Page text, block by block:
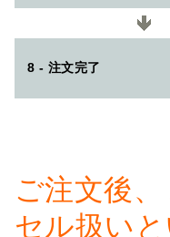
8 - 注文完了
ご注文後
セル扱い